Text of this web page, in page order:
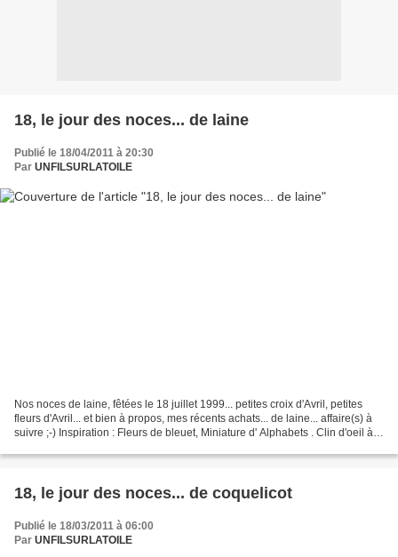
18, le jour des noces... de laine
Publié le 18/04/2011 à 20:30
Par UNFILSURLATOILE
Nos noces de laine, fêtées le 18 juillet 1999... petites croix d'Avril, petites
fleurs d'Avril... et bien à propos, mes récents achats... de laine... affaire(s) à
suivre ;-) Inspiration : Fleurs de bleuet, Miniature d' Alphabets . Clin d'oeil à
18, le jour des noces... de coquelicot
Publié le 18/03/2011 à 06:00
Par UNFILSURLATOILE